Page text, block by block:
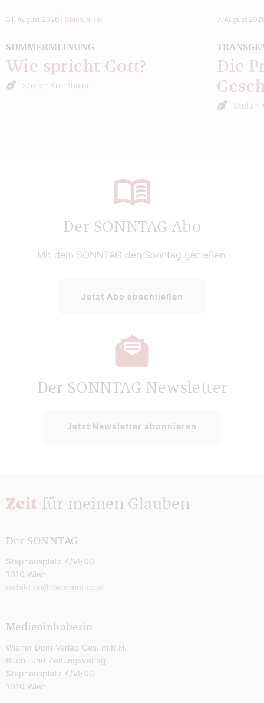
31. August 2026 Spiritualität
SOMMERMEINUNG
Wie spricht Gott?
Stefan Kronthaler
7. August
Die
Stefan
Der SONNTAG Abo
Mit dem SONNTAG den Sonntag genießen.
Jetzt Abo abschließen
Der SONNTAG Newsletter
Jetzt Newsletter abonnieren
Zeit für meinen Glauben
Der SONNTAG
Stephansplatz 4/VI/DG
1010 Wien
redaktion@dersonntag.at
Medieninhaberin
Wiener Dom-Verlag Ges. m.b.H.
Buch- und Zeitungsverlag
Stephansplatz 4/VI/DG
1010 Wien